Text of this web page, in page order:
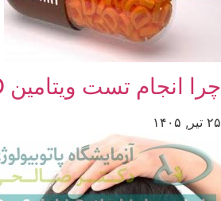
چرا انجام تست ویتامین D مهم است؟
۲۵ تیر, ۱۴۰۵